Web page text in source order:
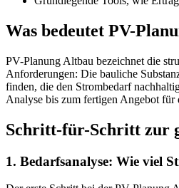
Was bedeutet PV-
PV-Planung Altbau bezeichnet die
Anforderungen: Die bauliche
finden, die den Strombedarf
Analyse bis zum fertigen Angebot für
Schritt-für-Schritt zur
1. Bedarfsanalyse: Wie viel